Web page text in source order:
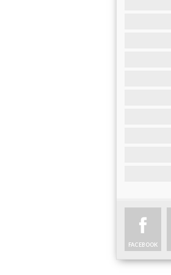
FACEBOOK